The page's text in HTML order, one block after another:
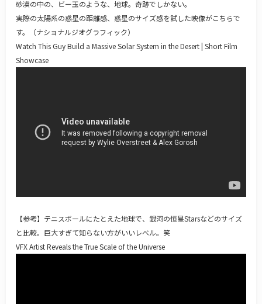
砂漠の中の、ビー玉のような、地球。奇跡でしかない。
実際の太陽系の惑星の距離感、惑星のサイズ感を試した映像がこちらで
す。（ナショナルジオグラフィック）
Watch This Guy Build a Massive Solar System in the Desert | Short Film
Showcase
【参考】テニスボールにたとえた地球で、銀河の恒星Starsなどのサイズ
と比較。巨大すぎて知らない方がいいレベル。笑
VFX Artist Reveals the True Scale of the Universe